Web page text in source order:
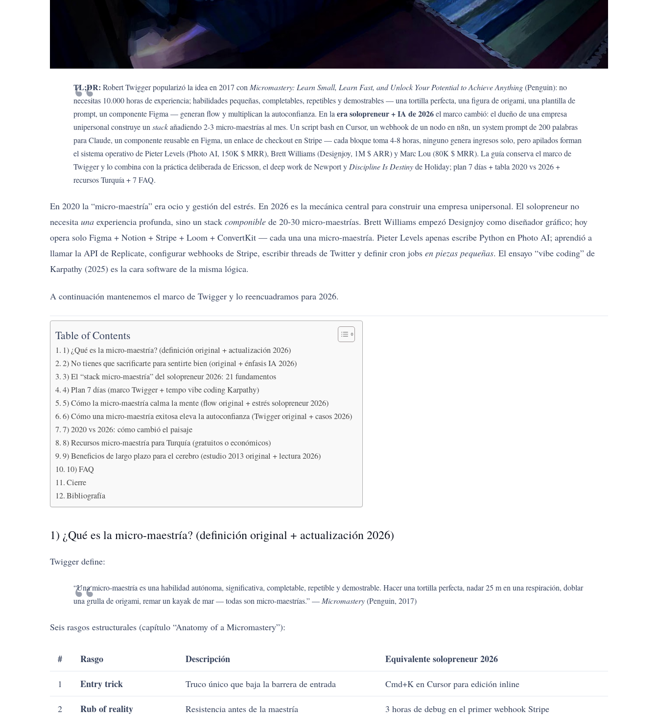
TL;DR: Robert Twigger popularizó la idea en 2017 conMicromastery: Learn Small, Learn Fast, and Unlock Your Potential to Achieve Anything(Penguin): no
necesitas 10.000 horas de experiencia; habilidades pequeñas, completables, repetibles y demostrables — una tortilla perfecta, una figura de origami, una plantilla de
prompt, un componente Figma — generan flow y multiplican la autoconfianza. En laera solopreneur + IA de 2026el marco cambió: el dueño de una empresa
unipersonal construye unstackañadiendo 2-3 micro-maestrías al mes. Un script bash en Cursor, un webhook de un nodo en n8n, un system prompt de 200 palabras
para Claude, un componente reusable en Figma, un enlace de checkout en Stripe — cada bloque toma 4-8 horas, ninguno genera ingresos solo, pero apilados forman
el sistema operativo de Pieter Levels (Photo AI, 150K $ MRR), Brett Williams (Designjoy, 1M $ ARR) y Marc Lou (80K $ MRR). La guía conserva el marco de
Twigger y lo combina con la práctica deliberada de Ericsson, el deep work de Newport yDiscipline Is Destinyde Holiday; plan 7 días + tabla 2020 vs 2026 +
recursos Turquía + 7 FAQ.
En 2020 la “micro-maestría” era ocio y gestión del estrés. En 2026 es la mecánica central para construir una empresa unipersonal. El solopreneur no
necesita una experiencia profunda, sino un stack componible de 20-30 micro-maestrías. Brett Williams empezó Designjoy como diseñador gráfico; hoy
opera solo Figma + Notion + Stripe + Loom + ConvertKit — cada una una micro-maestría. Pieter Levels apenas escribe Python en Photo AI; aprendió a
llamar la API de Replicate, configurar webhooks de Stripe, escribir threads de Twitter y definir cron jobs en piezas pequeñas. El ensayo “vibe coding” de
Karpathy (2025) es la cara software de la misma lógica.
A continuación mantenemos el marco de Twigger y lo reencuadramos para 2026.
Table of Contents
1) ¿Qué es la micro-maestría? (definición original + actualización 2026)
2) No tienes que sacrificarte para sentirte bien (original + énfasis IA 2026)
3) El “stack micro-maestría” del solopreneur 2026: 21 fundamentos
4) Plan 7 días (marco Twigger + tempo vibe coding Karpathy)
5) Cómo la micro-maestría calma la mente (flow original + estrés solopreneur 2026)
6) Cómo una micro-maestría exitosa eleva la autoconfianza (Twigger original + casos 2026)
7) 2020 vs 2026: cómo cambió el paisaje
8) Recursos micro-maestría para Turquía (gratuitos o económicos)
9) Beneficios de largo plazo para el cerebro (estudio 2013 original + lectura 2026)
10) FAQ
Cierre
Bibliografía
1) ¿Qué es la micro-maestría? (definición original + actualización 2026)
Twigger define:
“Una micro-maestría es una habilidad autónoma, significativa, completable, repetible y demostrable. Hacer una tortilla perfecta, nadar 25 m en una respiración, doblar
una grulla de origami, remar un kayak de mar — todas son micro-maestrías.” —Micromastery(Penguin, 2017)
Seis rasgos estructurales (capítulo “Anatomy of a Micromastery”):
# Rasgo Descripción Equivalente solopreneur 2026
1 Entry trick Truco único que baja la barrera de entrada Cmd+K en Cursor para edición inline
2 Rub of reality Resistencia antes de la maestría 3 horas de debug en el primer webhook Stripe